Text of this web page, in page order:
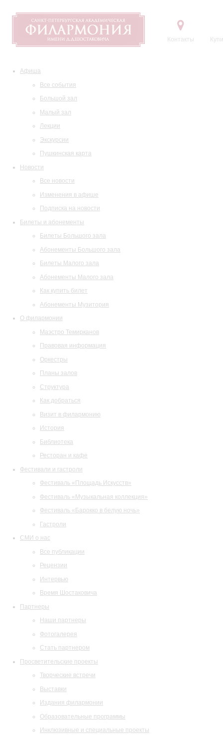
Контакты
Афиша
Все события
Большой зал
Малый зал
Лекции
Экскурсии
Пушкинская карта
Новости
Все новости
Изменения в афише
Подписка на новости
Билеты и абонементы
Билеты Большого зала
Абонементы Большого зала
Билеты Малого зала
Абонементы Малого зала
Как купить билет
Абонементы Музитория
О филармонии
Маэстро Темирканов
Правовая информация
Оркестры
Планы залов
Структура
Как добраться
Визит в филармонию
История
Библиотека
Ресторан и кафе
Фестивали и гастроли
Фестиваль «Площадь Искусств»
Фестиваль «Музыкальная коллекция»
Фестиваль «Барокко в белую ночь»
Гастроли
СМИ о нас
Все публикации
Рецензии
Интервью
Время Шостаковича
Партнеры
Наши партнеры
Фотогалерея
Стать партнером
Просветительские проекты
Творческие встречи
Выставки
Издания филармонии
Образовательные программы
Инклюзивные и специальные проекты